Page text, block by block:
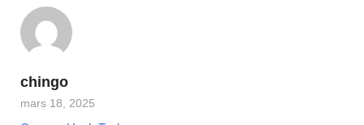
chingo
mars 18, 2025